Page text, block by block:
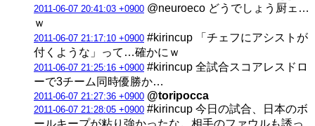
2011-06-07 20:41:03 +0900 @neuroeco どうでしょう厨ェ…
ｗ
2011-06-07 21:17:10 +0900 #kirincup 「チェフにアシストが
付くような」って…確かにｗ
2011-06-07 21:25:16 +0900 #kirincup 全試合スコアレスドロ
ーで3チーム同時優勝か…
2011-06-07 21:27:36 +0900 @toripocca
2011-06-07 21:28:05 +0900 #kirincup 今日の試合、日本のボ
ールキープが粘り強かったな。相手のファウルも誘っ